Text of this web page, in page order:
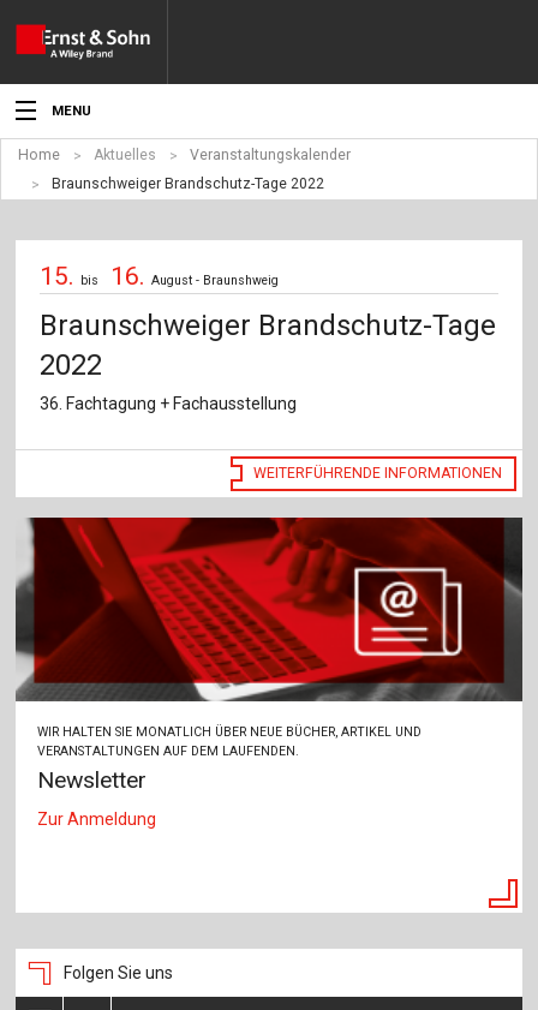
MENU
Aktuelles
Angebote
Fachgebiete
Produkte
Für Autor:innen
Sprache / Language: DE Sprache / Language: EN
Home Aktuelles
Veranstaltungskalender
Braunschweiger Brandschutz-Tage 2022
15. bis 16.August - Braunshweig
Braunschweiger Brandschutz-Tage
2022
36. Fachtagung + Fachausstellung
WEITERFÜHRENDE INFORMATIONEN
WIR HALTEN SIE MONATLICH ÜBER NEUE BÜCHER, ARTIKEL UND
VERANSTALTUNGEN AUF DEM LAUFENDEN.
Newsletter
Zur Anmeldung
Folgen Sie uns